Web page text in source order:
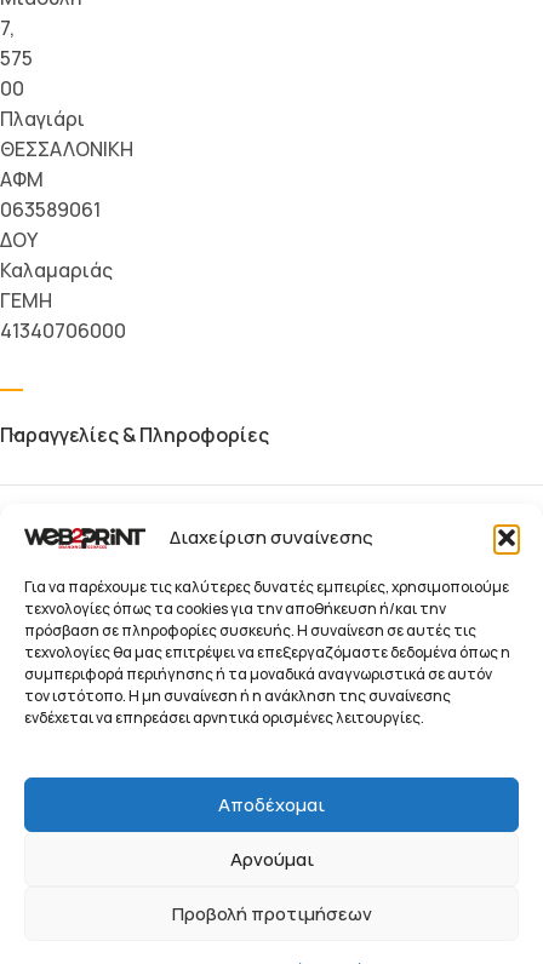
Διαχείριση συναίνεσης
Για να παρέχουμε τις καλύτερες δυνατές εμπειρίες, χρησιμοποιούμε
τεχνολογίες όπως τα cookies για την αποθήκευση ή/και την
πρόσβαση σε πληροφορίες συσκευής. Η συναίνεση σε αυτές τις
τεχνολογίες θα μας επιτρέψει να επεξεργαζόμαστε δεδομένα όπως η
συμπεριφορά περιήγησης ή τα μοναδικά αναγνωριστικά σε αυτόν
τον ιστότοπο. Η μη συναίνεση ή η ανάκληση της συναίνεσης
ενδέχεται να επηρεάσει αρνητικά ορισμένες λειτουργίες.
Αποδέχομαι
Αρνούμαι
Προβολή προτιμήσεων
7,
575
00
Πλαγιάρι
ΘΕΣΣΑΛΟΝΙΚΗ
ΑΦΜ
063589061
ΔΟΥ
Καλαμαριάς
ΓΕΜΗ
41340706000
Παραγγελίες & Πληροφορίες
Blog
Παραγγελίες
Προϊόντα
Ενημερωτικό Δελτίο
© 2026 Web2Print
Συστήματα Προβολής, Προώθησης και Οπτικής
Επικοινωνίας Επιχειρήσεων